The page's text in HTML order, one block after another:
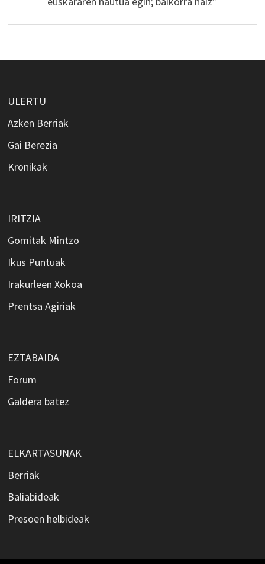
ULERTU
Azken Berriak
Gai Berezia
Kronikak
IRITZIA
Gomitak Mintzo
Ikus Puntuak
Irakurleen Xokoa
Prentsa Agiriak
EZTABAIDA
Forum
Galdera batez
ELKARTASUNAK
Berriak
Baliabideak
Presoen helbideak